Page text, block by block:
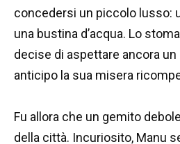
concedersi un piccolo lusso:
una bustina d’acqua. Lo
decise di aspettare ancora un
anticipo la sua misera
Fu allora che un gemito
della città. Incuriosito, Manu